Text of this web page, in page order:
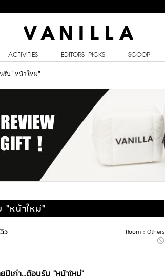
ACTIVITIES EDITORS’ PICKS SCOOP
รับ "หน้าใหม่"
"หน้าใหม่"
Room : Others
ว
ปีเก่า...ต้อนรับ "หน้าใหม่"